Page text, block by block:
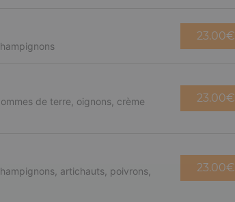
23.00€
de terre, oignons, crème
23.00€
artichauts, poivrons,
23.00€